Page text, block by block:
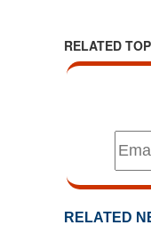
RELATED
RELATED